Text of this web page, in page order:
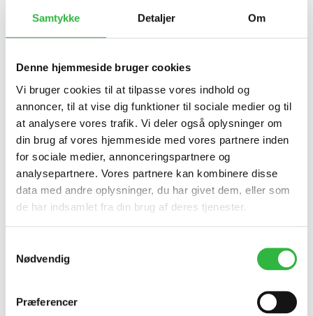
Samtykke Detaljer Om
Denne hjemmeside bruger cookies
Vi bruger cookies til at tilpasse vores indhold og
annoncer, til at vise dig funktioner til sociale medier og til
at analysere vores trafik. Vi deler også oplysninger om
din brug af vores hjemmeside med vores partnere inden
for sociale medier, annonceringspartnere og
analysepartnere. Vores partnere kan kombinere disse
data med andre oplysninger, du har givet dem, eller som
de har indsamlet fra din brug af deres tjenester.
Nødvendig
Præferencer
(antracit grå), RAL 9005
(kulsort), RAL 9006 (hvid
aluminium).
Andre RAL-nuancer i følge RAL-
vareprøverne fås kun på
forespørgsel.
Mål: